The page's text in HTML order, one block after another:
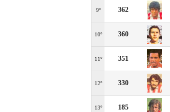
9º 362
10º 360
11º 351
12º 330
13º 185